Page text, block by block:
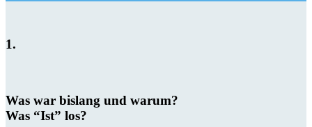
1.
Was war bislang und warum?
Was “Ist” los?